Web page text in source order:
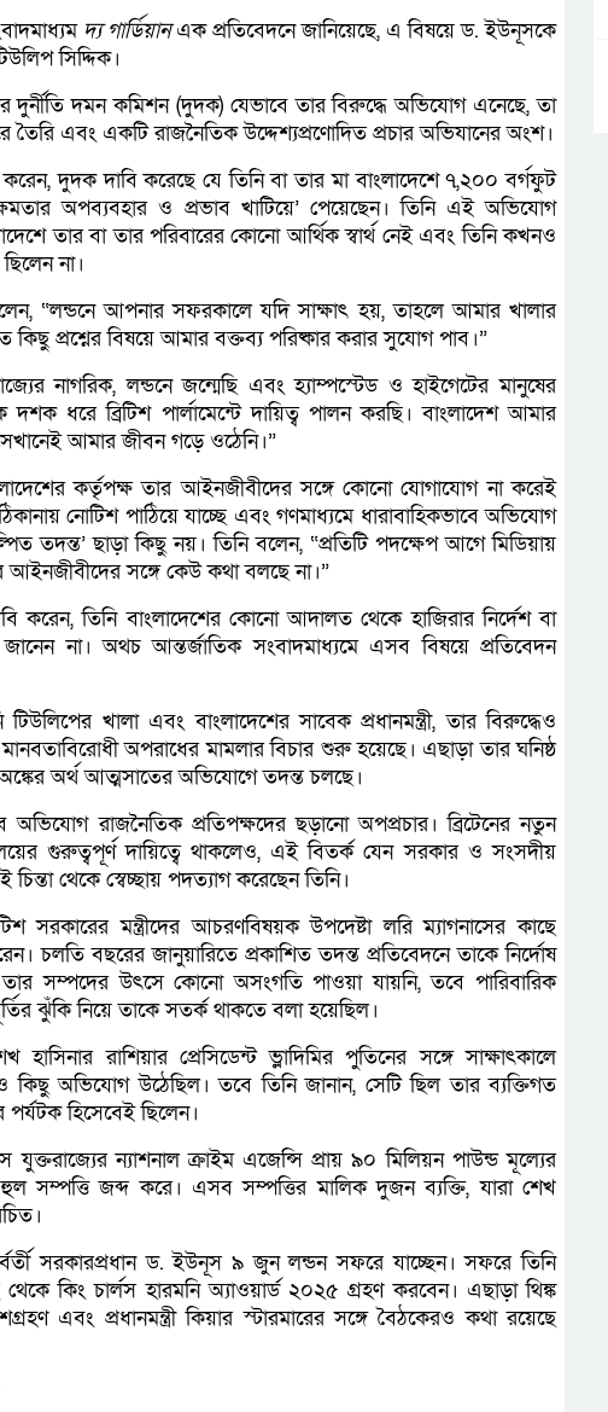
দ্য গার্ডিয়ানএক প্রতিবেদনে জানিয়েছে, এ বিষয়ে ড. ইউনূসকে
সিদ্দিক।
দুর্নীতি দমন কমিশন (দুদক) যেভাবে তার বিরুদ্ধে অভিযোগ এনেছে, তা
তৈরি এবং একটি রাজনৈতিক উদ্দেশ্যপ্রণোদিত প্রচার অভিযানের অংশ।
দুদক দাবি করেছে যে তিনি বা তার মা বাংলাদেশে ৭,২০০ বর্গফুট
অপব্যবহার ও প্রভাব খাটিয়ে’ পেয়েছেন। তিনি এই অভিযোগ
তার বা তার পরিবারের কোনো আর্থিক স্বার্থ নেই এবং তিনি কখনও
না।
“লন্ডনে আপনার সফরকালে যদি সাক্ষাৎ হয়, তাহলে আমার খালার
কিছু প্রশ্নের বিষয়ে আমার বক্তব্য পরিষ্কার করার সুযোগ পাব।”
নাগরিক, লন্ডনে জন্মেছি এবং হ্যাম্পস্টেড ও হাইগেটের মানুষের
ধরে ব্রিটিশ পার্লামেন্টে দায়িত্ব পালন করছি। বাংলাদেশ আমার
আমার জীবন গড়ে ওঠেনি।”
কর্তৃপক্ষ তার আইনজীবীদের সঙ্গে কোনো যোগাযোগ না করেই
নোটিশ পাঠিয়ে যাচ্ছে এবং গণমাধ্যমে ধারাবাহিকভাবে অভিযোগ
তদন্ত’ ছাড়া কিছু নয়। তিনি বলেন, “প্রতিটি পদক্ষেপ আগে মিডিয়ায়
সঙ্গে কেউ কথা বলছে না।”
করেন, তিনি বাংলাদেশের কোনো আদালত থেকে হাজিরার নির্দেশ বা
জানেন না। অথচ আন্তর্জাতিক সংবাদমাধ্যমে এসব বিষয়ে প্রতিবেদন
খালা এবং বাংলাদেশের সাবেক প্রধানমন্ত্রী, তার বিরুদ্ধেও
অপরাধের মামলার বিচার শুরু হয়েছে। এছাড়া তার ঘনিষ্ঠ
অর্থ আত্মসাতের অভিযোগে তদন্ত চলছে।
রাজনৈতিক প্রতিপক্ষদের ছড়ানো অপপ্রচার। ব্রিটেনের নতুন
গুরুত্বপূর্ণ দায়িত্বে থাকলেও, এই বিতর্ক যেন সরকার ও সংসদীয়
থেকে স্বেচ্ছায় পদত্যাগ করেছেন তিনি।
সরকারের মন্ত্রীদের আচরণবিষয়ক উপদেষ্টা লরি ম্যাগনাসের কাছে
চলতি বছরের জানুয়ারিতে প্রকাশিত তদন্ত প্রতিবেদনে তাকে নির্দোষ
সম্পদের উৎসে কোনো অসংগতি পাওয়া যায়নি, তবে পারিবারিক
ঝুঁকি নিয়ে তাকে সতর্ক থাকতে বলা হয়েছিল।
রাশিয়ার প্রেসিডেন্ট ভ্লাদিমির পুতিনের সঙ্গে সাক্ষাৎকালে
কিছু অভিযোগ উঠেছিল। তবে তিনি জানান, সেটি ছিল তার ব্যক্তিগত
হিসেবেই ছিলেন।
যুক্তরাজ্যের ন্যাশনাল ক্রাইম এজেন্সি প্রায় ৯০ মিলিয়ন পাউন্ড মূল্যের
সম্পত্তি জব্দ করে। এসব সম্পত্তির মালিক দুজন ব্যক্তি, যারা শেখ
সরকারপ্রধান ড. ইউনূস ৯ জুন লন্ডন সফরে যাচ্ছেন। সফরে তিনি
কিং চার্লস হারমনি অ্যাওয়ার্ড ২০২৫ গ্রহণ করবেন। এছাড়া থিঙ্ক
এবং প্রধানমন্ত্রী কিয়ার স্টারমারের সঙ্গে বৈঠকেরও কথা রয়েছে